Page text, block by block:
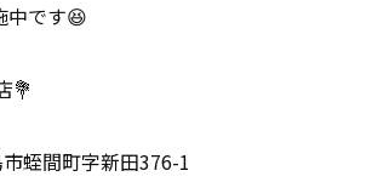
中です😆
💐
蛭間町字新田376-1